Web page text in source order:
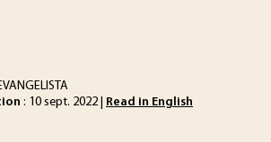
: 10 sept. 2022 | Read in English